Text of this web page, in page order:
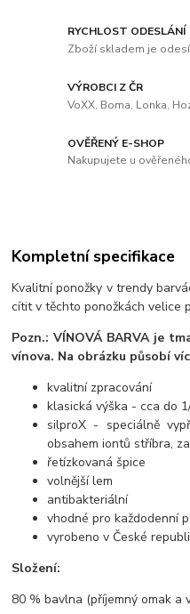
RYCHLOST ODESLÁNÍ
Zboží skladem je
VÝROBCI Z ČR
VoXX, Boma, Lonka,
OVĚŘENÝ E-SHOP
Nakupujete u
Kompletní specifikace
Kvalitní ponožky v trendy
cítit v těchto ponožkách velice
Pozn.: VÍNOVÁ BARVAje
vínova. Na obrázku působí
kvalitní zpracování
klasická výška - cca do
silproX - speciálně
obsahem iontů stříbra,
řetízkovaná špice
volnější lem
antibakteriální
vhodné pro každodenní
vyrobeno v České
Složení:
80 % bavlna (příjemný omak a